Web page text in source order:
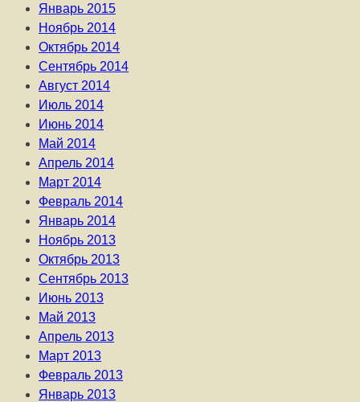
Январь 2015
Ноябрь 2014
Октябрь 2014
Сентябрь 2014
Август 2014
Июль 2014
Июнь 2014
Май 2014
Апрель 2014
Март 2014
Февраль 2014
Январь 2014
Ноябрь 2013
Октябрь 2013
Сентябрь 2013
Июнь 2013
Май 2013
Апрель 2013
Март 2013
Февраль 2013
Январь 2013